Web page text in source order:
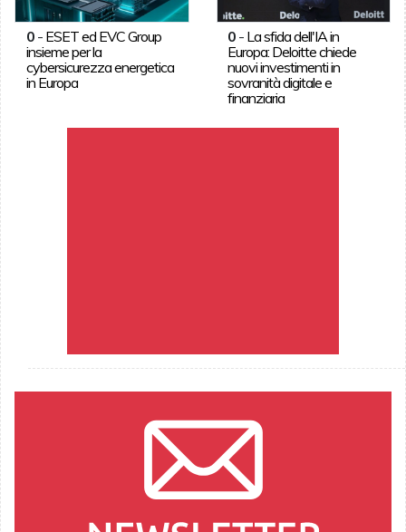
0- ESET ed EVC Group
insieme per la
cybersicurezza energetica
in Europa
0 - La sfida dell'IA in
Europa: Deloitte chiede
nuovi investimenti in
sovranità digitale e
finanziaria